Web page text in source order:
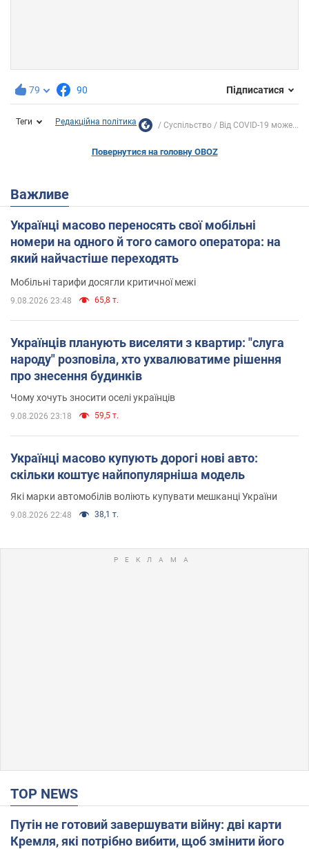
79 90 Підписатися
Теги Редакційна політика Суспільство Від COVID-19 може...
Повернутися на головну OBOZ
Важливе
Українці масово переносять свої мобільні
номери на одного й того самого оператора: на
який найчастіше переходять
Мобільні тарифи досягли критичної межі
9.08.2026 23:48 65,8 т.
Українців планують виселяти з квартир: "слуга
народу" розповіла, хто ухвалюватиме рішення
про знесення будинків
Чому хочуть зносити оселі українців
9.08.2026 23:18 59,5 т.
Українці масово купують дорогі нові авто:
скільки коштує найпопулярніша модель
Які марки автомобілів воліють купувати мешканці України
9.08.2026 22:48 38,1 т.
TOP NEWS
Путін не готовий завершувати війну: дві карти
Кремля, які потрібно вибити, щоб змінити його